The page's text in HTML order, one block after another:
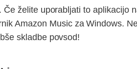
želite uporabljati to aplikacijo
Amazon Music za Windows.
skladbe povsod!